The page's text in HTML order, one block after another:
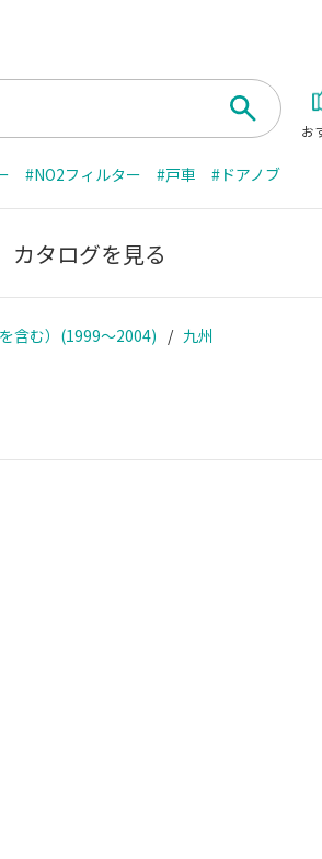
お
#NO2フィルター #戸車 #ドアノブ
カタログを見る
含む）(1999～2004) 九州